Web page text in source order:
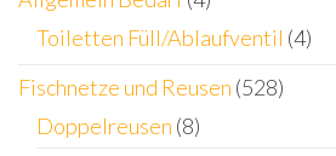
Toiletten Füll/Ablaufventil (4)
Fischnetze und Reusen (528)
Doppelreusen (8)